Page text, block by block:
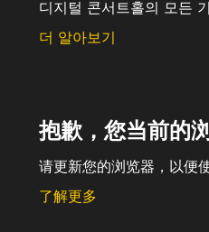
디지털 콘서트홀의 모든
더 알아보기
抱歉，您当前的
请更新您的浏览器，以便
了解更多